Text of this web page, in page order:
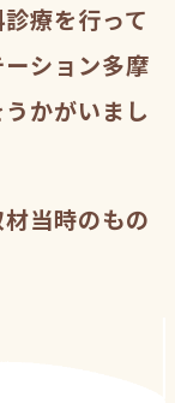
療を行って
ション多摩
かがいまし
当時のもの